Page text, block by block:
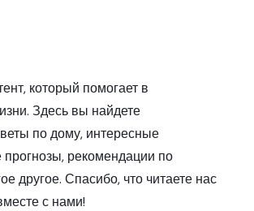
который помогает в
Здесь вы найдете
по дому, интересные
прогнозы, рекомендации по
другое. Спасибо, что читаете нас
с нами!